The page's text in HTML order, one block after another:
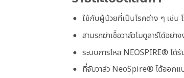
ใช้กับผู้ป่วยที่เป็นโรคต่าง ๆ เช่น
สามรถฆ่าเชื้อวาล์วโมดูลาร์ได้อย่า
ระบบการไหล NEOSPIRE® ได้
ที่จับวาล์ว NeoSpire® ได้ออกแ